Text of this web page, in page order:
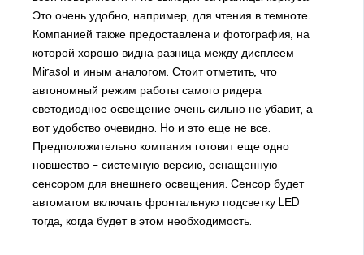
Это очень удобно, например, для чтения в темноте.
Компанией также предоставлена и фотография, на
которой хорошо видна разница между дисплеем
Міrаsоl и иным аналогом. Стоит отметить, что
автономный режим работы самого ридера
светодиодное освещение очень сильно не убавит, а
вот удобство очевидно. Но и это еще не все.
Предположительно компания готовит еще одно
новшество – системную версию, оснащенную
сенсором для внешнего освещения. Сенсор будет
автоматом включать фронтальную подсветку LЕD
тогда, когда будет в этом необходимость.